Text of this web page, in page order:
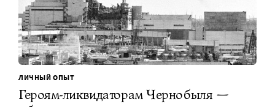
ЛИЧНЫЙ ОПЫТ
Героям-ликвидаторам Чернобыля —